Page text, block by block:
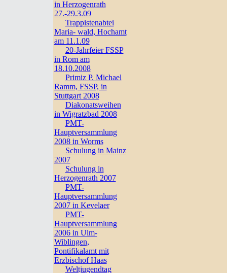
in Herzogenrath
27.-29.3.09
Trappistenabtei
Maria- wald, Hochamt
am 11.1.09
20-Jahrfeier FSSP
in Rom am
18.10.2008
Primiz P. Michael
Ramm, FSSP, in
Stuttgart 2008
Diakonatsweihen
in Wigratzbad 2008
PMT-
Hauptversammlung
2008 in Worms
Schulung in Mainz
2007
Schulung in
Herzogenrath 2007
PMT-
Hauptversammlung
2007 in Kevelaer
PMT-
Hauptversammlung
2006 in Ulm-
Wiblingen,
Pontifikalamt mit
Erzbischof Haas
Weltjugendtag